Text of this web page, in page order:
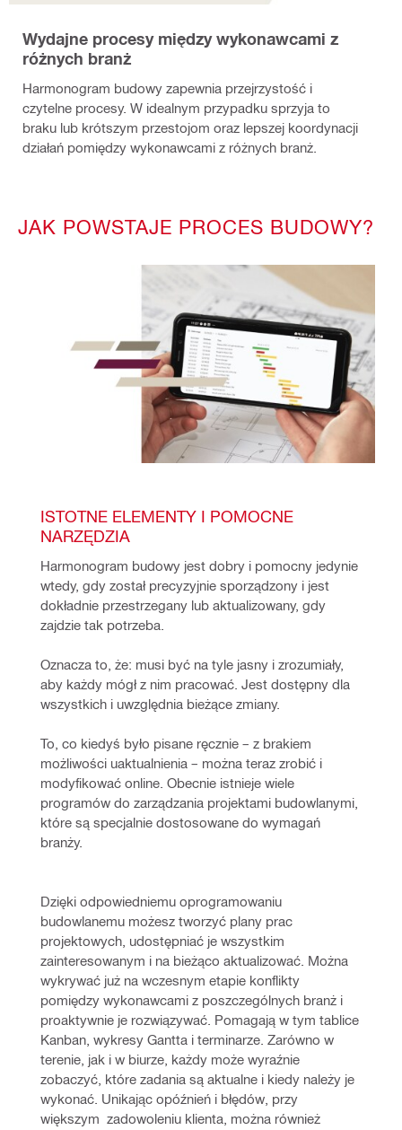
Wydajne procesy między wykonawcami z
różnych branż
Harmonogram budowy zapewnia przejrzystość i
czytelne procesy. W idealnym przypadku sprzyja to
braku lub krótszym przestojom oraz lepszej koordynacji
działań pomiędzy wykonawcami z różnych branż.
JAK POWSTAJE PROCES BUDOWY?
ISTOTNE ELEMENTY I POMOCNE
NARZĘDZIA
Harmonogram budowy jest dobry i pomocny jedynie
wtedy, gdy został precyzyjnie sporządzony i jest
dokładnie przestrzegany lub aktualizowany, gdy
zajdzie tak potrzeba.
Oznacza to, że: musi być na tyle jasny i zrozumiały,
aby każdy mógł z nim pracować. Jest dostępny dla
wszystkich i uwzględnia bieżące zmiany.
To, co kiedyś było pisane ręcznie – z brakiem
możliwości uaktualnienia – można teraz zrobić i
modyfikować online. Obecnie istnieje wiele
programów do zarządzania projektami budowlanymi,
które są specjalnie dostosowane do wymagań
branży.
Dzięki odpowiedniemu oprogramowaniu
budowlanemu możesz tworzyć plany prac
projektowych, udostępniać je wszystkim
zainteresowanym i na bieżąco aktualizować. Można
wykrywać już na wczesnym etapie konflikty
pomiędzy wykonawcami z poszczególnych branż i
proaktywnie je rozwiązywać. Pomagają w tym tablice
Kanban, wykresy Gantta i terminarze. Zarówno w
terenie, jak i w biurze, każdy może wyraźnie
zobaczyć, które zadania są aktualne i kiedy należy je
wykonać. Unikając opóźnień i błędów, przy
większym  zadowoleniu klienta, można również